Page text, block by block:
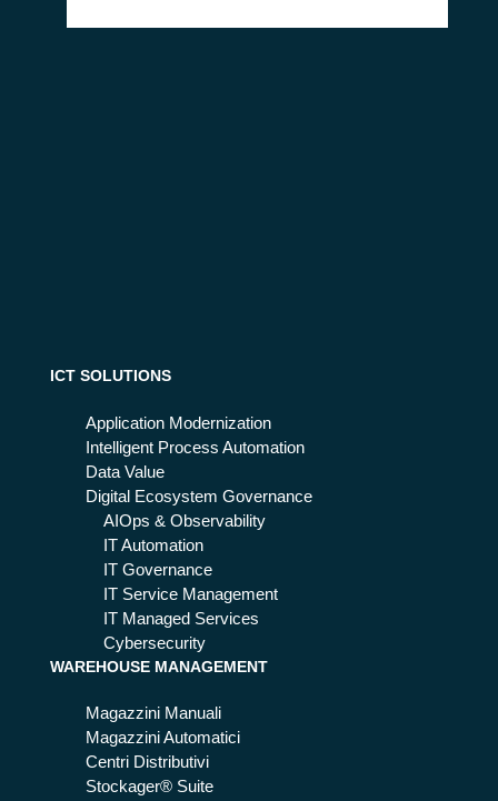
ICT SOLUTIONS
Application Modernization
Intelligent Process Automation
Data Value
Digital Ecosystem Governance
AIOps & Observability
IT Automation
IT Governance
IT Service Management
IT Managed Services
Cybersecurity
WAREHOUSE MANAGEMENT
Magazzini Manuali
Magazzini Automatici
Centri Distributivi
Stockager® Suite